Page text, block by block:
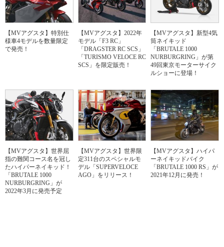
【MVアグスタ】特別仕
様車4モデルを数量限定
で発売！
【MVアグスタ】2022年
モデル「F3 RC」
「DRAGSTER RC SCS」
「TURISMO VELOCE RC
SCS」を限定販売！
【MVアグスタ】新型4気
筒ネイキッド
「BRUTALE 1000
NURBURGRING」が第
49回東京モーターサイク
ルショーに登場！
【MVアグスタ】世界屈
指の難関コース名を冠し
たハイパーネイキッド！
「BRUTALE 1000
NURBURGRING」が
2022年3月に発売予定
【MVアグスタ】世界限
定311台のスペシャルモ
デル「SUPERVELOCE
AGO」をリリース！
【MVアグスタ】ハイパ
ーネイキッドバイク
「BRUTALE 1000 RS」が
2021年12月に発売！